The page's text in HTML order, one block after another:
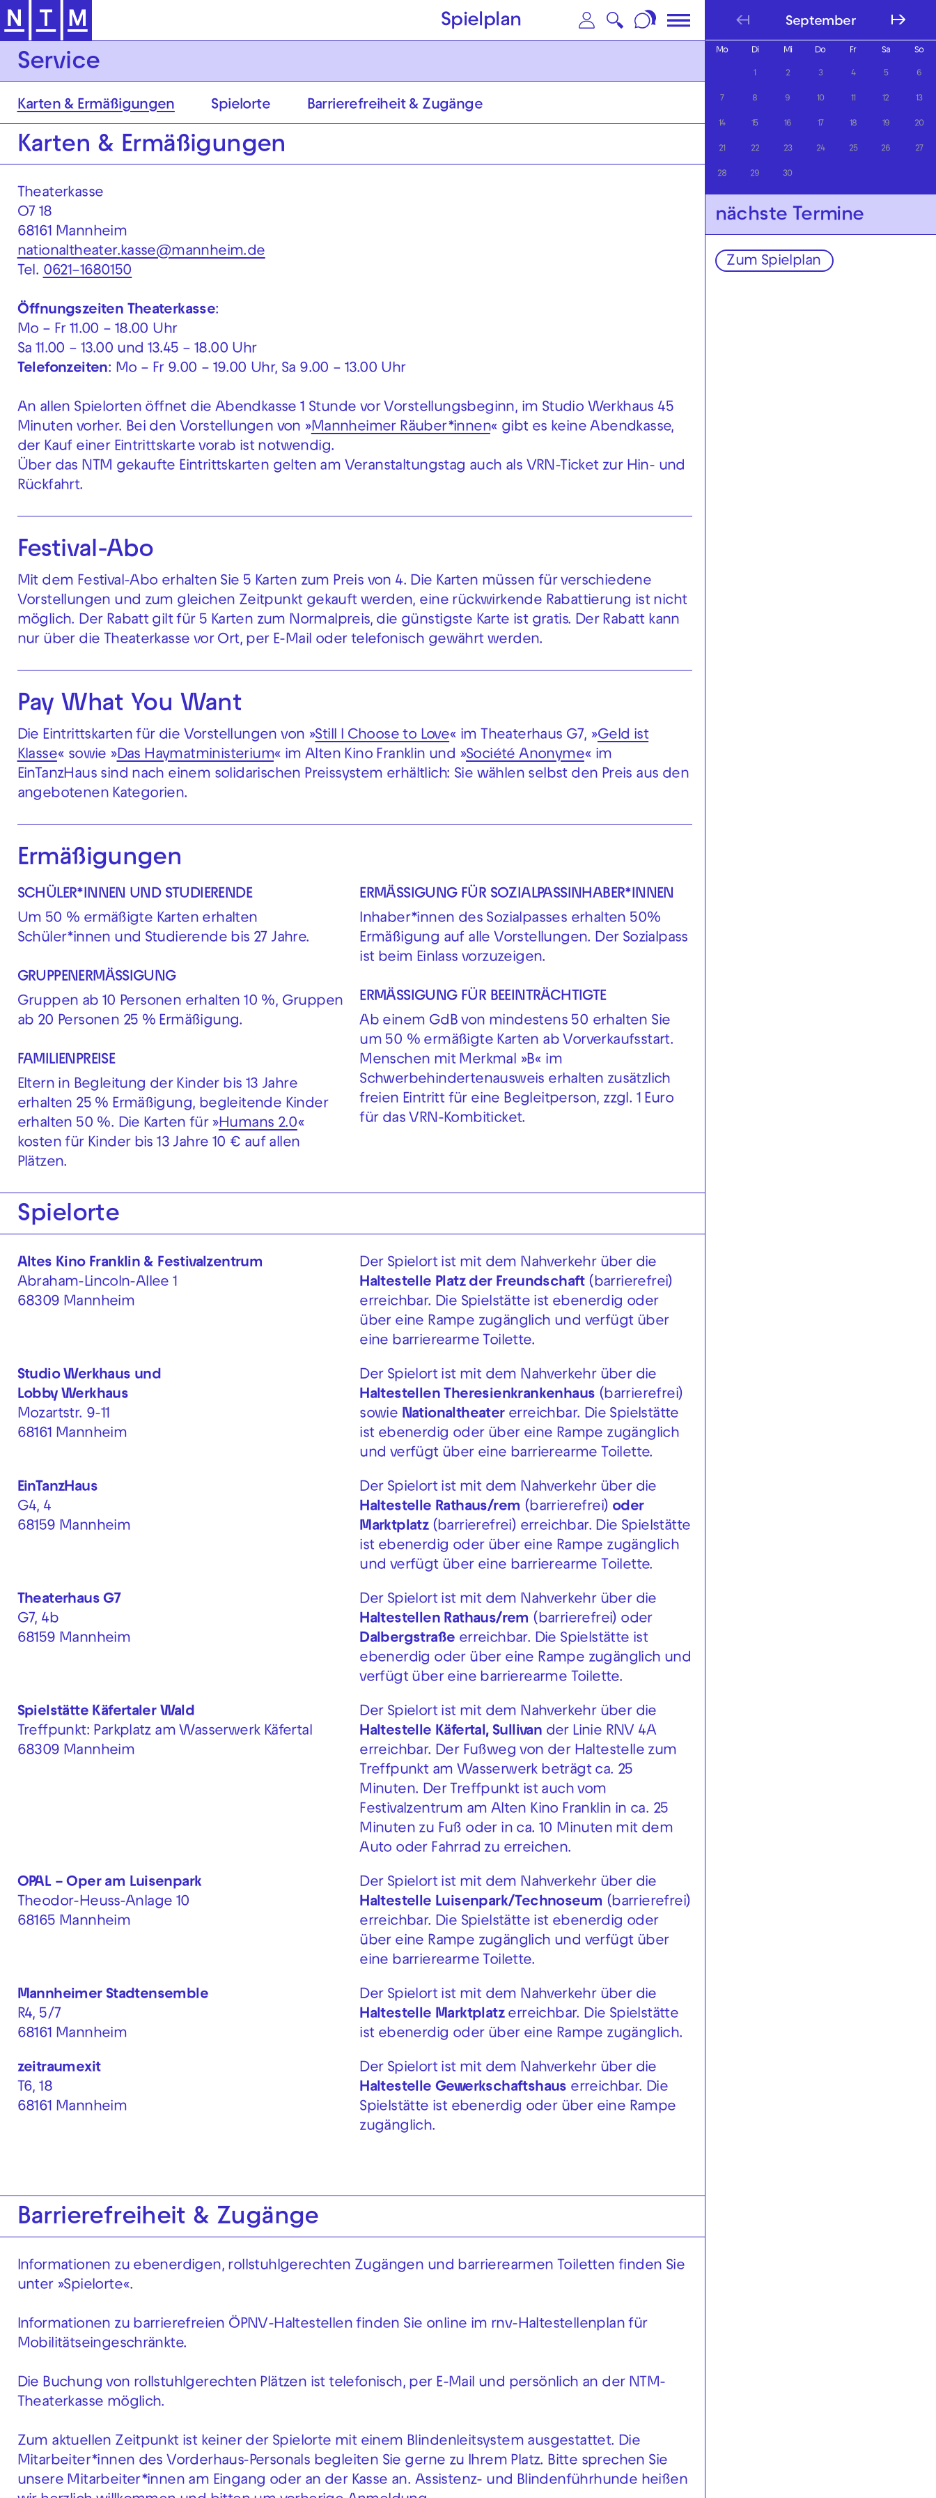
Zur Hauptnavigation springen Zum Hauptinhalt springen Zum Footer springen
Spielplan
Service
Karten & Ermäßigungen Spielorte Barrierefreiheit & Zugänge
Karten & Ermäßigungen
Theaterkasse
O7 18
68161 Mannheim
nationaltheater.kasse@mannheim.de
Tel. 0621–1680150
Öffnungszeiten Theaterkasse:
Mo – Fr 11.00 – 18.00 Uhr
Sa 11.00 – 13.00 und 13.45 – 18.00 Uhr
Telefonzeiten: Mo – Fr 9.00 – 19.00 Uhr, Sa 9.00 – 13.00 Uhr
An allen Spielorten öffnet die Abendkasse 1 Stunde vor Vorstellungsbeginn, im Studio Werkhaus 45
Minuten vorher. Bei den Vorstellungen von »Mannheimer Räuber*innen« gibt es keine Abendkasse,
der Kauf einer Eintrittskarte vorab ist notwendig.
Über das NTM gekaufte Eintrittskarten gelten am Veranstaltungstag auch als VRN-Ticket zur Hin- und
Rückfahrt.
Festival-Abo
Mit dem Festival-Abo erhalten Sie 5 Karten zum Preis von 4. Die Karten müssen für verschiedene
Vorstellungen und zum gleichen Zeitpunkt gekauft werden, eine rückwirkende Rabattierung ist nicht
möglich. Der Rabatt gilt für 5 Karten zum Normalpreis, die günstigste Karte ist gratis. Der Rabatt kann
nur über die Theaterkasse vor Ort, per E-Mail oder telefonisch gewährt werden.
Pay What You Want
Die Eintrittskarten für die Vorstellungen von »Still I Choose to Love« im Theaterhaus G7, »Geld ist
Klasse« sowie »Das Haymatministerium« im Alten Kino Franklin und »Société Anonyme« im
EinTanzHaus sind nach einem solidarischen Preissystem erhältlich: Sie wählen selbst den Preis aus den
angebotenen Kategorien.
Ermäßigungen
SCHÜLER*INNEN UND STUDIERENDE
Um 50 % ermäßigte Karten erhalten
Schüler*innen und Studierende bis 27 Jahre.
GRUPPENERMÄSSIGUNG
Gruppen ab 10 Personen erhalten 10 %, Gruppen
ab 20 Personen 25 % Ermäßigung.
FAMILIENPREISE
Eltern in Begleitung der Kinder bis 13 Jahre
erhalten 25 % Ermäßigung, begleitende Kinder
erhalten 50 %. Die Karten für »Humans 2.0«
kosten für Kinder bis 13 Jahre 10 € auf allen
Plätzen.
ERMÄSSIGUNG FÜR SOZIALPASSINHABER*INNEN
Inhaber*innen des Sozialpasses erhalten 50%
Ermäßigung auf alle Vorstellungen. Der Sozialpass
ist beim Einlass vorzuzeigen.
ERMÄSSIGUNG FÜR BEEINTRÄCHTIGTE
Ab einem GdB von mindestens 50 erhalten Sie
um 50 % ermäßigte Karten ab Vorverkaufsstart.
Menschen mit Merkmal »B« im
Schwerbehindertenausweis erhalten zusätzlich
freien Eintritt für eine Begleitperson, zzgl. 1 Euro
für das VRN-Kombiticket.
Spielorte
Altes Kino Franklin & Festivalzentrum
Abraham-Lincoln-Allee 1
68309 Mannheim
Der Spielort ist mit dem Nahverkehr über die
Haltestelle Platz der Freundschaft(barrierefrei)
erreichbar. Die Spielstätte ist ebenerdig oder
über eine Rampe zugänglich und verfügt über
eine barrierearme Toilette.
Studio Werkhaus und
Lobby Werkhaus
Mozartstr. 9-11
68161 Mannheim
Der Spielort ist mit dem Nahverkehr über die
Haltestellen Theresienkrankenhaus (barrierefrei)
sowie Nationaltheatererreichbar. Die Spielstätte
ist ebenerdig oder über eine Rampe zugänglich
und verfügt über eine barrierearme Toilette.
EinTanzHaus
G4, 4
68159 Mannheim
Der Spielort ist mit dem Nahverkehr über die
Haltestelle Rathaus/rem (barrierefrei) oder
Marktplatz(barrierefrei) erreichbar. Die Spielstätte
ist ebenerdig oder über eine Rampe zugänglich
und verfügt über eine barrierearme Toilette.
Theaterhaus G7
G7, 4b
68159 Mannheim
Der Spielort ist mit dem Nahverkehr über die
Haltestellen Rathaus/rem (barrierefrei) oder
Dalbergstraße erreichbar. Die Spielstätte ist
ebenerdig oder über eine Rampe zugänglich und
verfügt über eine barrierearme Toilette.
Spielstätte Käfertaler Wald
Treffpunkt: Parkplatz am Wasserwerk Käfertal
68309 Mannheim
Der Spielort ist mit dem Nahverkehr über die
Haltestelle Käfertal, Sullivan der Linie RNV 4A
erreichbar. Der Fußweg von der Haltestelle zum
Treffpunkt am Wasserwerk beträgt ca. 25
Minuten. Der Treffpunkt ist auch vom
Festivalzentrum am Alten Kino Franklin in ca. 25
Minuten zu Fuß oder in ca. 10 Minuten mit dem
Auto oder Fahrrad zu erreichen.
OPAL – Oper am Luisenpark
Theodor-Heuss-Anlage 10
68165 Mannheim
Der Spielort ist mit dem Nahverkehr über die
Haltestelle Luisenpark/Technoseum (barrierefrei)
erreichbar. Die Spielstätte ist ebenerdig oder
über eine Rampe zugänglich und verfügt über
eine barrierearme Toilette.
Mannheimer Stadtensemble
R4, 5/7
68161 Mannheim
Der Spielort ist mit dem Nahverkehr über die
Haltestelle Marktplatzerreichbar. Die Spielstätte
ist ebenerdig oder über eine Rampe zugänglich.
zeitraumexit
T6, 18
68161 Mannheim
Der Spielort ist mit dem Nahverkehr über die
Haltestelle Gewerkschaftshaus erreichbar. Die
Spielstätte ist ebenerdig oder über eine Rampe
zugänglich.
Barrierefreiheit & Zugänge
Informationen zu ebenerdigen, rollstuhlgerechten Zugängen und barrierearmen Toiletten finden Sie
unter »Spielorte«.
Informationen zu barrierefreien ÖPNV-Haltestellen finden Sie online im rnv-Haltestellenplan für
Mobilitätseingeschränkte.
Die Buchung von rollstuhlgerechten Plätzen ist telefonisch, per E-Mail und persönlich an der NTM-
Theaterkasse möglich.
Zum aktuellen Zeitpunkt ist keiner der Spielorte mit einem Blindenleitsystem ausgestattet. Die
Mitarbeiter*innen des Vorderhaus-Personals begleiten Sie gerne zu Ihrem Platz. Bitte sprechen Sie
unsere Mitarbeiter*innen am Eingang oder an der Kasse an. Assistenz- und Blindenführhunde heißen
September
Mo Di Mi Do Fr Sa So
1 2 3 4 5 6
7 8 9 10 11 12 13
14 15 16 17 18 19 20
21 22 23 24 25 26 27
28 29 30
nächste Termine
Zum Spielplan